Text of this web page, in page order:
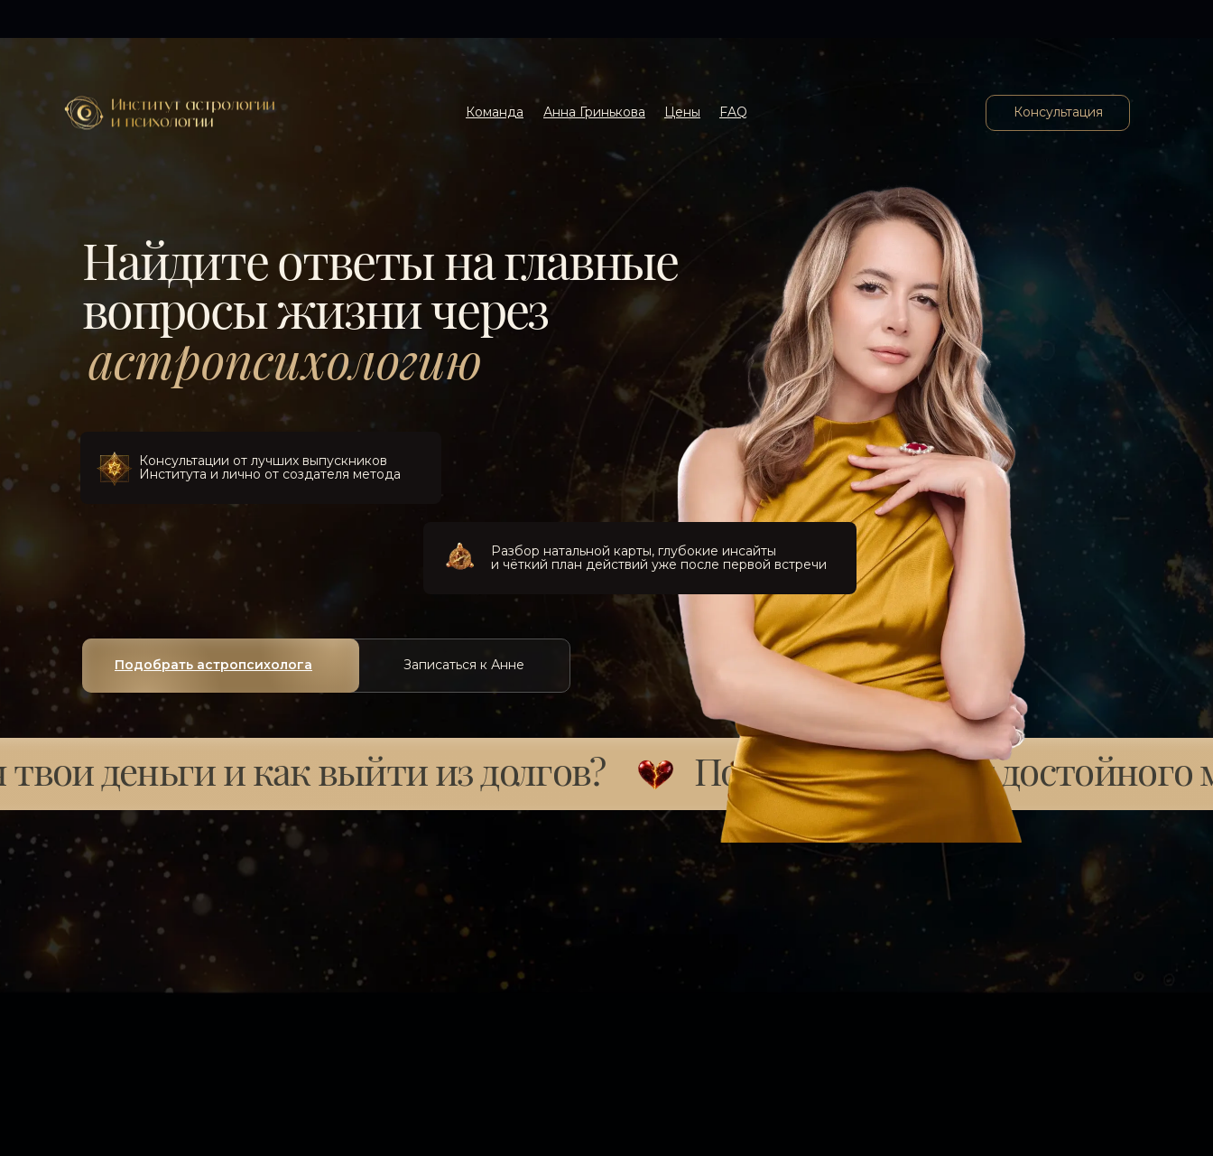
Найдите ответы на главные
вопросы жизни через
астропсихологию
Команда Анна Гринькова Цены FAQ
твои деньги и как выйти из долгов? Почему рядом нет
Разбор натальной карты, глубокие инсайты
и чёткий план действий уже после первой встречи
Консультации от лучших выпускников
Института и лично от создателя метода
Консультация
Записаться к Анне
GO!
Подобрать астропсихолога